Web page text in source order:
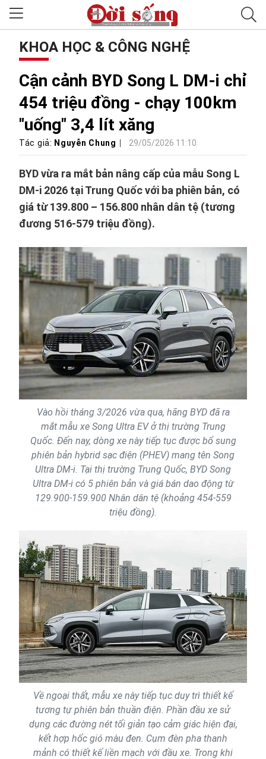
KHOA HỌC & CÔNG NGHỆ
Cận cảnh BYD Song L DM-i chỉ
454 triệu đồng - chạy 100km
"uống" 3,4 lít xăng
Tác giả: Nguyễn Chung 29/05/2026 11:10
BYD vừa ra mắt bản nâng cấp của mẫu Song L
DM-i 2026 tại Trung Quốc với ba phiên bản, có
giá từ 139.800 – 156.800 nhân dân tệ (tương
đương 516-579 triệu đồng).
Vào hồi tháng 3/2026 vừa qua, hãng BYD đã ra
mắt mẫu xe Song Ultra EV ở thị trường Trung
Quốc. Đến nay, dòng xe này tiếp tục được bổ sung
phiên bản hybrid sạc điện (PHEV) mang tên Song
Ultra DM-i. Tại thị trường Trung Quốc, BYD Song
Ultra DM-i có 5 phiên bản và giá bán dao động từ
129.900-159.900 Nhân dân tệ (khoảng 454-559
triệu đồng).
Về ngoại thất, mẫu xe này tiếp tục duy trì thiết kế
tương tự phiên bản thuần điện. Phần đầu xe sử
dụng các đường nét tối giản tạo cảm giác hiện đại,
kết hợp hốc gió màu đen. Cụm đèn pha thanh
mảnh có thiết kế liền mạch với đầu xe. Trong khi